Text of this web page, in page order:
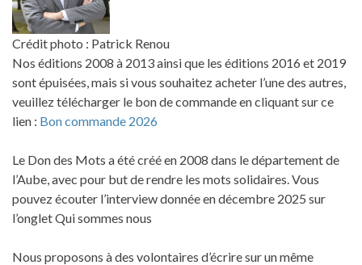
Crédit photo : Patrick Renou
Nos éditions 2008 à 2013 ainsi que les éditions 2016 et 2019
sont épuisées, mais si vous souhaitez acheter l’une des autres,
veuillez télécharger le bon de commande en cliquant sur ce
lien : Bon commande 2026
Le Don des Mots a été créé en 2008 dans le département de
l’Aube, avec pour but de rendre les mots solidaires. Vous
pouvez écouter l’interview donnée en décembre 2025 sur
l’onglet Qui sommes nous
Nous proposons à des volontaires d’écrire sur un même